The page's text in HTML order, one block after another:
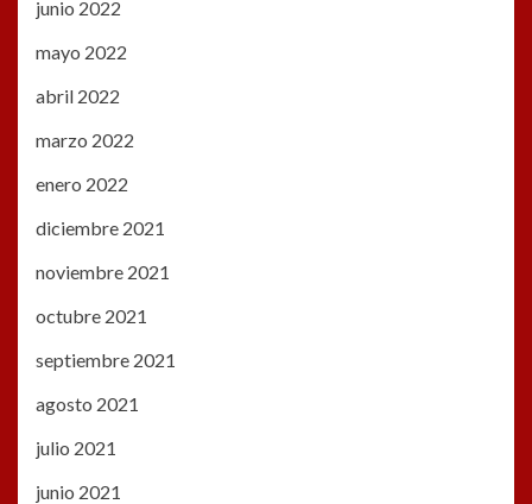
junio 2022
mayo 2022
abril 2022
marzo 2022
enero 2022
diciembre 2021
noviembre 2021
octubre 2021
septiembre 2021
agosto 2021
julio 2021
junio 2021